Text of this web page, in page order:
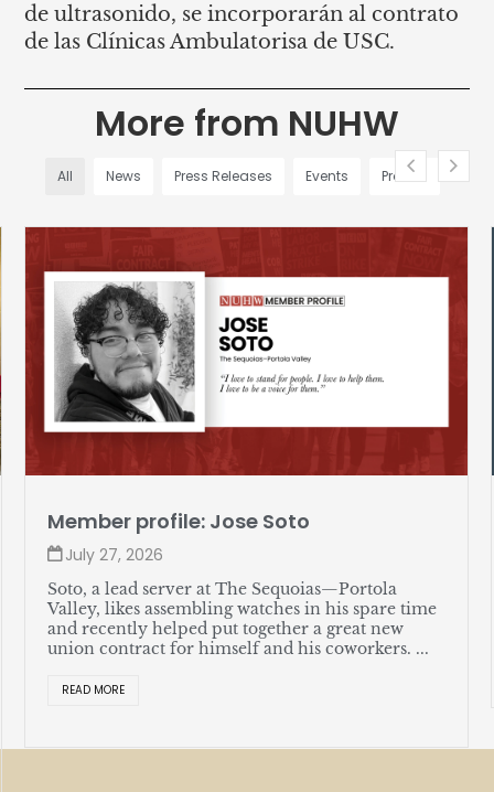
de ultrasonido, se incorporarán al contrato
de las Clínicas Ambulatorisa de USC.
More from NUHW
All News Press Releases Events Profiles
Member profile: Jose Soto
July 27, 2026
Soto, a lead server at The Sequoias—Portola
Valley, likes assembling watches in his spare time
and recently helped put together a great new
union contract for himself and his coworkers. ...
READ MORE